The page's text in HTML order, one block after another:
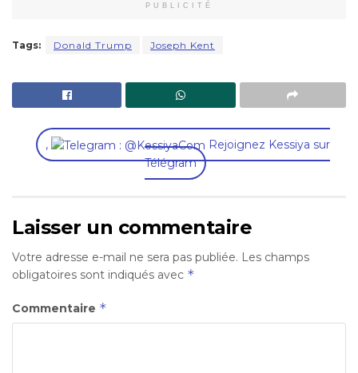
PUBLICITÉ
Tags: Donald Trump Joseph Kent
,
Rejoignez Kessiya sur
Télégram
Laisser un commentaire
Votre adresse e-mail ne sera pas publiée. Les champs
obligatoires sont indiqués avec *
Commentaire *